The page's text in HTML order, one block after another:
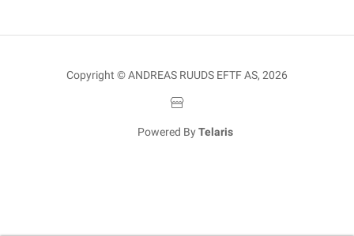
Copyright © ANDREAS RUUDS EFTF AS, 2026
Powered By Telaris